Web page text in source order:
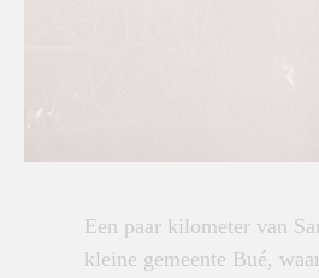
Een paar kilometer van
kleine gemeente Bué,